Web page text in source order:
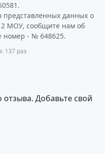
представленных данных о
МОУ, сообщите нам об
номер - № 648625.
137 раз
Добавьте свой